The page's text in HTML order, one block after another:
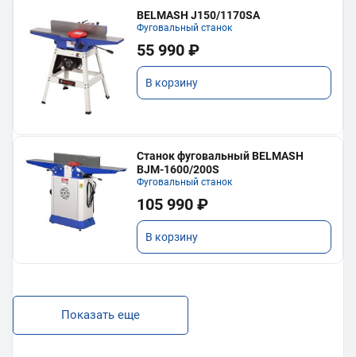
BELMASH J150/1170SA
Фуговальный станок
55 990 ₽
В корзину
Станок фуговальный BELMASH
BJM-1600/200S
Фуговальный станок
105 990 ₽
В корзину
Показать еще